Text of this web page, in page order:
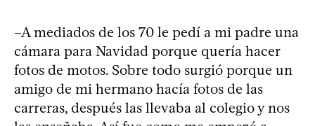
–A mediados de los 70 le pedí a mi padre una
cámara para Navidad porque quería hacer
fotos de motos. Sobre todo surgió porque un
amigo de mi hermano hacía fotos de las
carreras, después las llevaba al colegio y nos